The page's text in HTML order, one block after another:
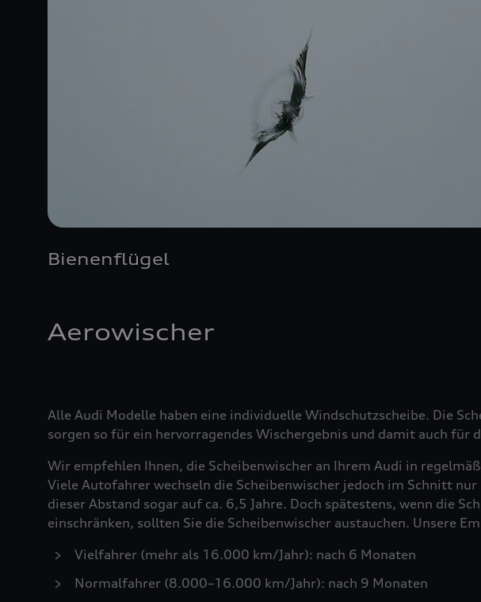
Bienenflügel
Aerowischer
Alle Audi Modelle haben eine individuelle Windschutzscheibe. Die
sorgen so für ein hervorragendes Wischergebnis und damit auch für
Wir empfehlen Ihnen, die Scheibenwischer an Ihrem Audi in
Viele Autofahrer wechseln die Scheibenwischer jedoch im Schnitt
dieser Abstand sogar auf ca. 6,5 Jahre. Doch spätestens, wenn die
einschränken, sollten Sie die Scheibenwischer austauchen. Unsere
Vielfahrer (mehr als 16.000 km/Jahr): nach 6 Monaten
Normalfahrer (8.000–16.000 km/Jahr): nach 9 Monaten